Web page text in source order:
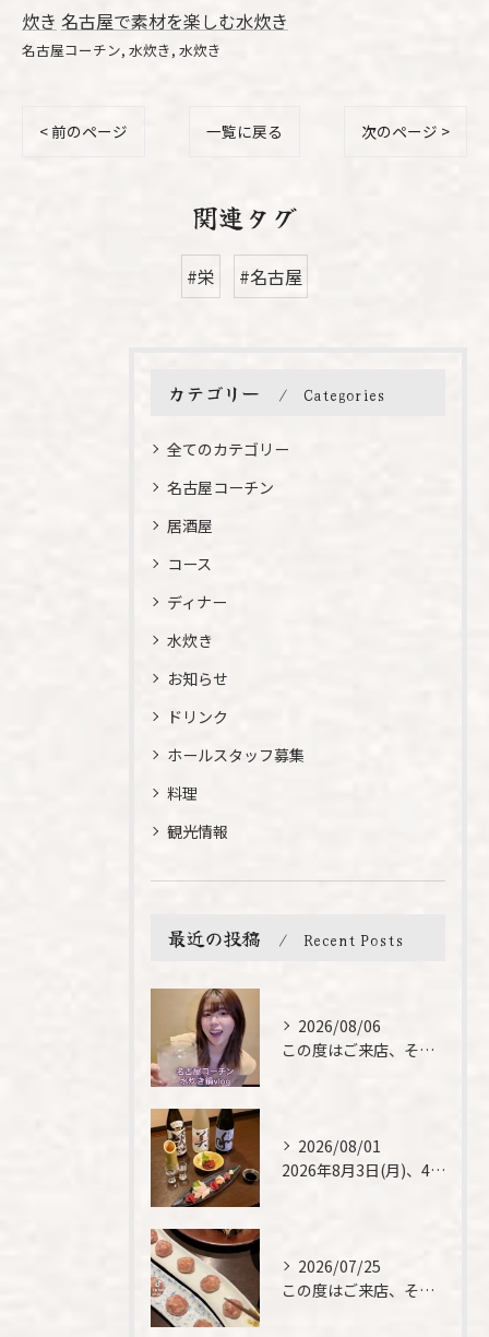
炊き 名古屋で素材を楽しむ水炊き
名古屋コーチン 水炊き 水炊き
< 前のページ 一覧に戻る 次のページ >
関連タグ
#栄 #名古屋
カテゴリー Categories
全てのカテゴリー
名古屋コーチン
居酒屋
コース
ディナー
水炊き
お知らせ
ドリンク
ホールスタッフ募集
料理
観光情報
最近の投稿 Recent Posts
2026/08/06
この度はご来店、そして素敵なご紹介誠にありがとうございます✨...
2026/08/01
2026年8月3日(月)、4日(火)は、臨時休業させて頂きま...
2026/07/25
この度はご来店、そして素敵なご紹介誠にありがとうございます✨...